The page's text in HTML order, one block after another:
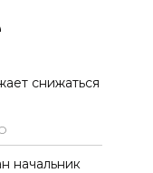
снижаться
начальник